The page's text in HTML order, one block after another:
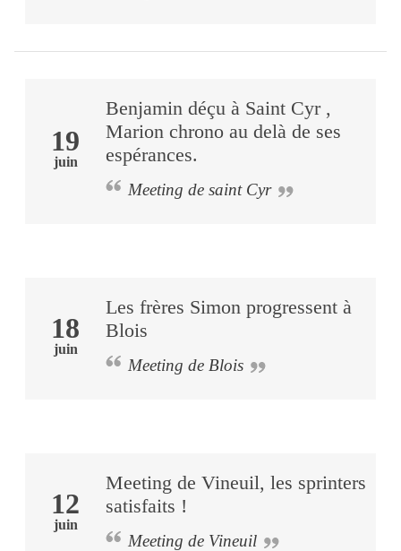
19
juin
Benjamin déçu à Saint Cyr ,
Marion chrono au delà de ses
espérances.
Meeting de saint Cyr
18
juin
Les frères Simon progressent à
Blois
Meeting de Blois
12
juin
Meeting de Vineuil, les sprinters
satisfaits !
Meeting de Vineuil